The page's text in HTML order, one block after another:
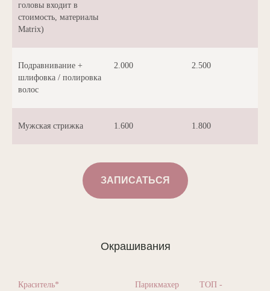
головы входит в
стоимость, материалы
Matrix)
Подравнивание +
шлифовка / полировка
волос
2.000 2.500
Мужская стрижка 1.600 1.800
ЗАПИСАТЬСЯ
Окрашивания
Краситель* Парикмахер
ТОП -